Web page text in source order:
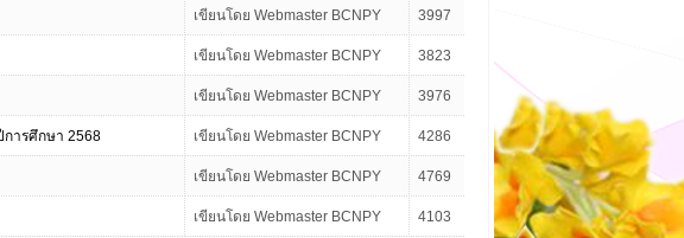
เขียนโดย Webmaster BCNPY 3997
เขียนโดย Webmaster BCNPY 3823
เขียนโดย Webmaster BCNPY 3976
การศึกษา 2568 เขียนโดย Webmaster BCNPY 4286
เขียนโดย Webmaster BCNPY 4769
เขียนโดย Webmaster BCNPY 4103